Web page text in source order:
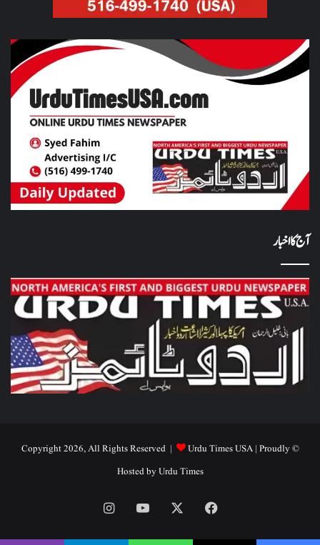
آج کا اخبار
© Copyright 2026, All Rights Reserved |
Urdu Times USA| Proudly
Hosted byUrdu Times
Facebook
YouTube